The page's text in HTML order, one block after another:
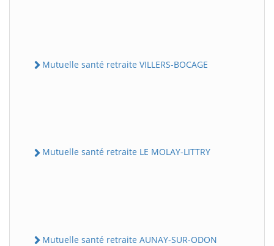
Mutuelle santé retraite VILLERS-BOCAGE
Mutuelle santé retraite LE MOLAY-LITTRY
Mutuelle santé retraite AUNAY-SUR-ODON